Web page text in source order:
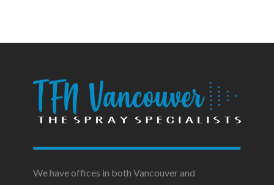
We have offices in both Vancouver and